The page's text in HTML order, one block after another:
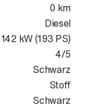
0 km
Diesel
142 kW (193 PS)
4/5
Schwarz
Stoff
Schwarz